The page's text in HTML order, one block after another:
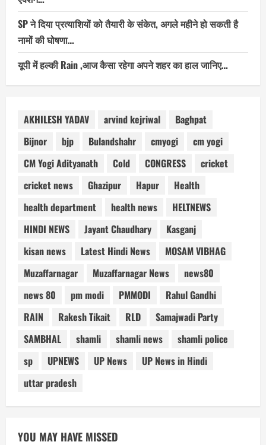
SP ने दिया प्रत्याशियों को तैयारी के संकेत, अगले महीने हो सकती है
नामों की घोषणा…
यूपी में हल्की Rain ,आज कैसा रहेगा अपने शहर का हाल जानिए…
AKHILESH YADAV arvind kejriwal
Baghpat
Bijnor
bjp Bulandshahr cmyogi
cm yogi
CM Yogi Adityanath
Cold CONGRESS
cricket
cricket news
Ghazipur Hapur
Health
health department
health news
HELTNEWS
HINDI NEWS
Jayant Chaudhary
Kasganj
kisan news
Latest Hindi News
MOSAM VIBHAG
Muzaffarnagar
Muzaffarnagar News
news80
news 80
pm modi PMMODI
Rahul Gandhi
RAIN
Rakesh Tikait RLD
Samajwadi Party
SAMBHAL
shamli shamli news
shamli police
sp
UPNEWS UP News
UP News in Hindi
uttar pradesh
YOU MAY HAVE MISSED